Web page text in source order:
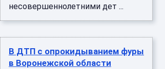
несовершеннолетними дет ...
В ДТП с опрокидыванием фуры
в Воронежской области